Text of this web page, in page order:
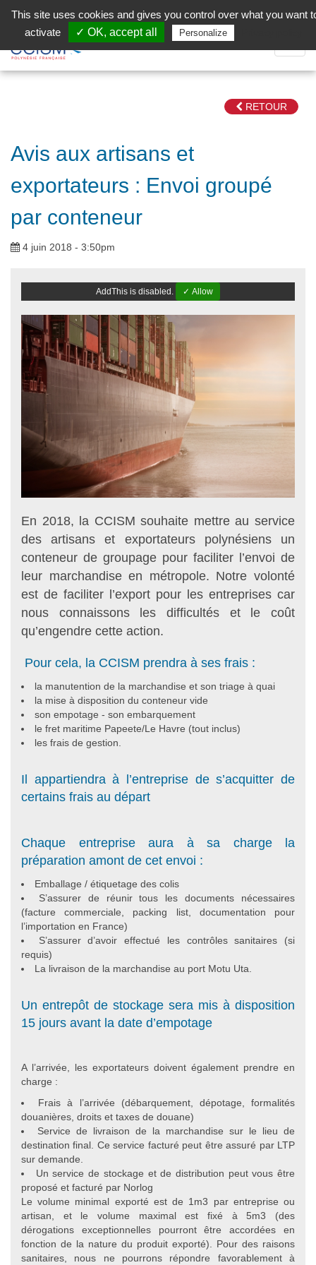
Facebook (Customer Chat) is disabled.
la
RETOUR
Avis aux artisans et
exportateurs : Envoi groupé
par conteneur
4 juin 2018 - 3:50pm
AddThis is disabled. ✓ Allow
En 2018, la CCISM souhaite mettre au service
des artisans et exportateurs polynésiens un
conteneur de groupage pour faciliter l’envoi de
leur marchandise en métropole. Notre volonté
est de faciliter l’export pour les entreprises car
nous connaissons les difficultés et le coût
qu’engendre cette action.
Pour cela, la CCISM prendra à ses frais :
la manutention de la marchandise et son triage à quai
la mise à disposition du conteneur vide
son empotage - son embarquement
le fret maritime Papeete/Le Havre (tout inclus)
les frais de gestion.
Il appartiendra à l’entreprise de s’acquitter de
certains frais au départ
Chaque entreprise aura à sa charge la
préparation amont de cet envoi :
Emballage / étiquetage des colis
S’assurer de réunir tous les documents nécessaires
(facture commerciale, packing list, documentation pour
l’importation en France)
S’assurer d’avoir effectué les contrôles sanitaires (si
requis)
La livraison de la marchandise au port Motu Uta.
Un entrepôt de stockage sera mis à disposition
15 jours avant la date d’empotage
A l’arrivée, les exportateurs doivent également prendre en
charge :
Frais à l’arrivée (débarquement, dépotage, formalités
douanières, droits et taxes de douane)
Service de livraison de la marchandise sur le lieu de
destination final. Ce service facturé peut être assuré par LTP
sur demande.
Un service de stockage et de distribution peut vous être
proposé et facturé par Norlog
Le volume minimal exporté est de 1m3 par entreprise ou
artisan, et le volume maximal est fixé à 5m3 (des
dérogations exceptionnelles pourront être accordées en
fonction de la nature du produit exporté). Pour des raisons
sanitaires, nous ne pourrons répondre favorablement à
This site uses cookies and gives you control over what you want
activate
✓ OK, accept all Personalize